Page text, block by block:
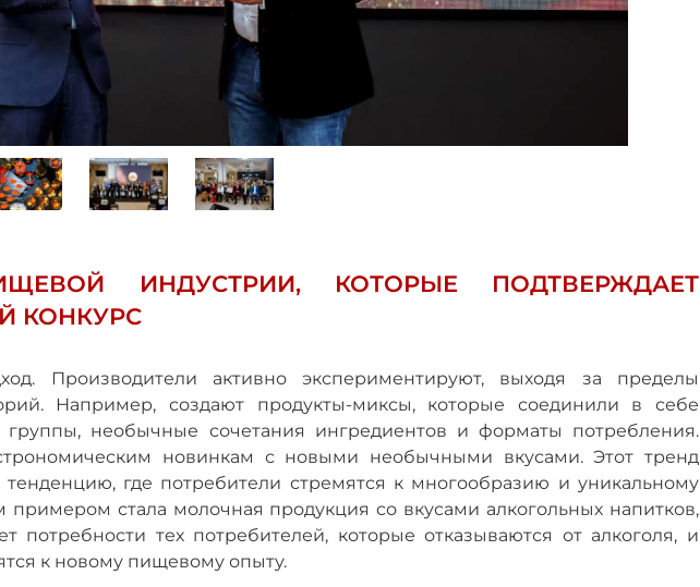
ИНДУСТРИИ, КОТОРЫЕ ПОДТВЕРЖДАЕТ
КОНКУРС
Производители активно экспериментируют, выходя за пределы
Например, создают продукты-миксы, которые соединили в себе
группы, необычные сочетания ингредиентов и форматы потребления.
новинкам с новыми необычными вкусами. Этот тренд
тенденцию, где потребители стремятся к многообразию и уникальному
примером стала молочная продукция со вкусами алкогольных напитков,
потребности тех потребителей, которые отказываются от алкоголя, и
к новому пищевому опыту.